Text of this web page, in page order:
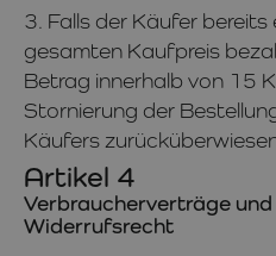
3. Falls der Käufer bereits
gesamten Kaufpreis
Betrag innerhalb von 15
Stornierung der
Käufers
Artikel 4
Verbraucherverträge
Widerrufsrecht